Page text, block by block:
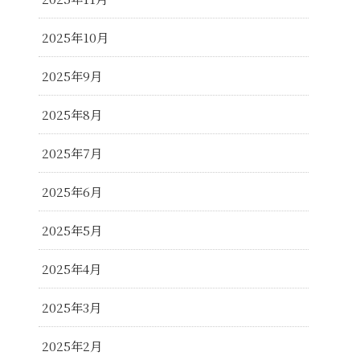
2025年10月
2025年9月
2025年8月
2025年7月
2025年6月
2025年5月
2025年4月
2025年3月
2025年2月